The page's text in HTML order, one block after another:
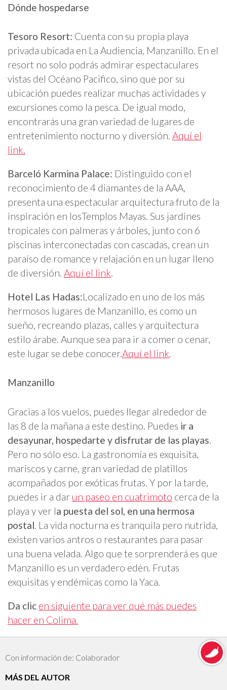
Dónde hospedarse
Tesoro Resort: Cuenta con su propia playa
privada ubicada en La Audiencia, Manzanillo. En el
resort no solo podrás admirar espectaculares
vistas del Océano Pacifico, sino que por su
ubicación puedes realizar muchas actividades y
excursiones como la pesca. De igual modo,
encontrarás una gran variedad de lugares de
entretenimiento nocturno y diversión. Aquí el
link.
Barceló Karmina Palace: Distinguido con el
reconocimiento de 4 diamantes de la AAA,
presenta una espectacular arquitectura fruto de la
inspiración en losTemplos Mayas. Sus jardines
tropicales con palmeras y árboles, junto con 6
piscinas interconectadas con cascadas, crean un
paraíso de romance y relajación en un lugar lleno
de diversión. Aquí el link.
Hotel Las Hadas:Localizado en uno de los más
hermosos lugares de Manzanillo, es como un
sueño, recreando plazas, calles y arquitectura
estilo árabe. Aunque sea para ir a comer o cenar,
este lugar se debe conocer.Aquí el link.
Manzanillo
Gracias a los vuelos, puedes llegar alrededor de
las 8 de la mañana a este destino. Puedes ir a
desayunar, hospedarte y disfrutar de las playas.
Pero no sólo eso. La gastronomía es exquisita,
mariscos y carne, gran variedad de platillos
acompañados por exóticas frutas. Y por la tarde,
puedes ir a dar un paseo en cuatrimoto cerca de la
playa y ver la puesta del sol, en una hermosa
postal. La vida nocturna es tranquila pero nutrida,
existen varios antros o restaurantes para pasar
una buena velada. Algo que te sorprenderá es que
Manzanillo es un verdadero edén. Frutas
exquisitas y endémicas como la Yaca.
Da clic en siguiente para ver qué más puedes
hacer en Colima.
Con información de: Colaborador
MÁS DEL AUTOR